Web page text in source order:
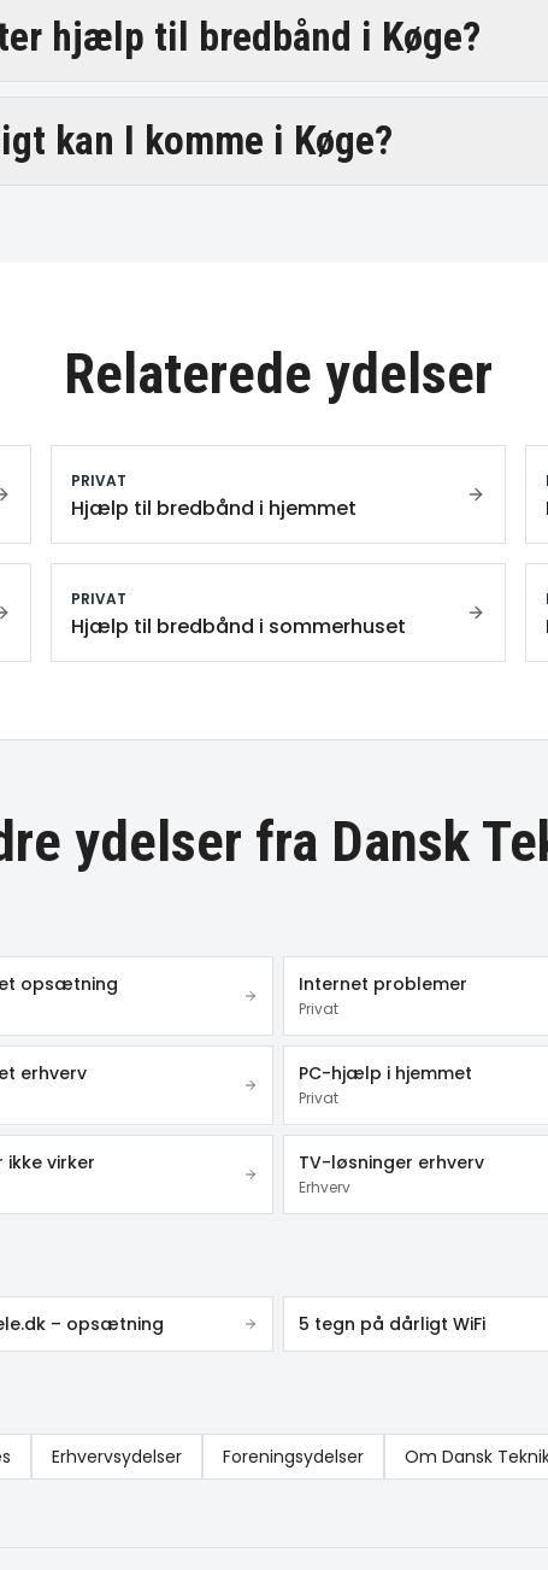
hjælp til bredbånd i Køge?
kan I komme i Køge?
Relaterede ydelser
PRIVAT
Hjælp til bredbånd i hjemmet
PRIVAT
Hjælp til bredbånd i sommerhuset
ydelser fra Dansk
opsætning Internet problemer
Privat
erhverv PC-hjælp i hjemmet
Privat
ikke virker TV-løsninger erhverv
Erhverv
– opsætning 5 tegn på dårligt WiFi
Erhvervsydelser Foreningsydelser Om Dansk